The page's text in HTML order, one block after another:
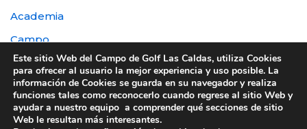
Academia
Campo
Destacada
Otras
Este sitio Web del Campo de Golf Las Caldas, utiliza Cookies
para ofrecer al usuario la mejor experiencia y uso posible. La
información de Cookies se guarda en su navegador y realiza
funciones tales como reconocerlo cuando regrese al sitio Web y
ayudar a nuestro equipo a comprender qué secciones de sitio
Web le resultan más interesantes.